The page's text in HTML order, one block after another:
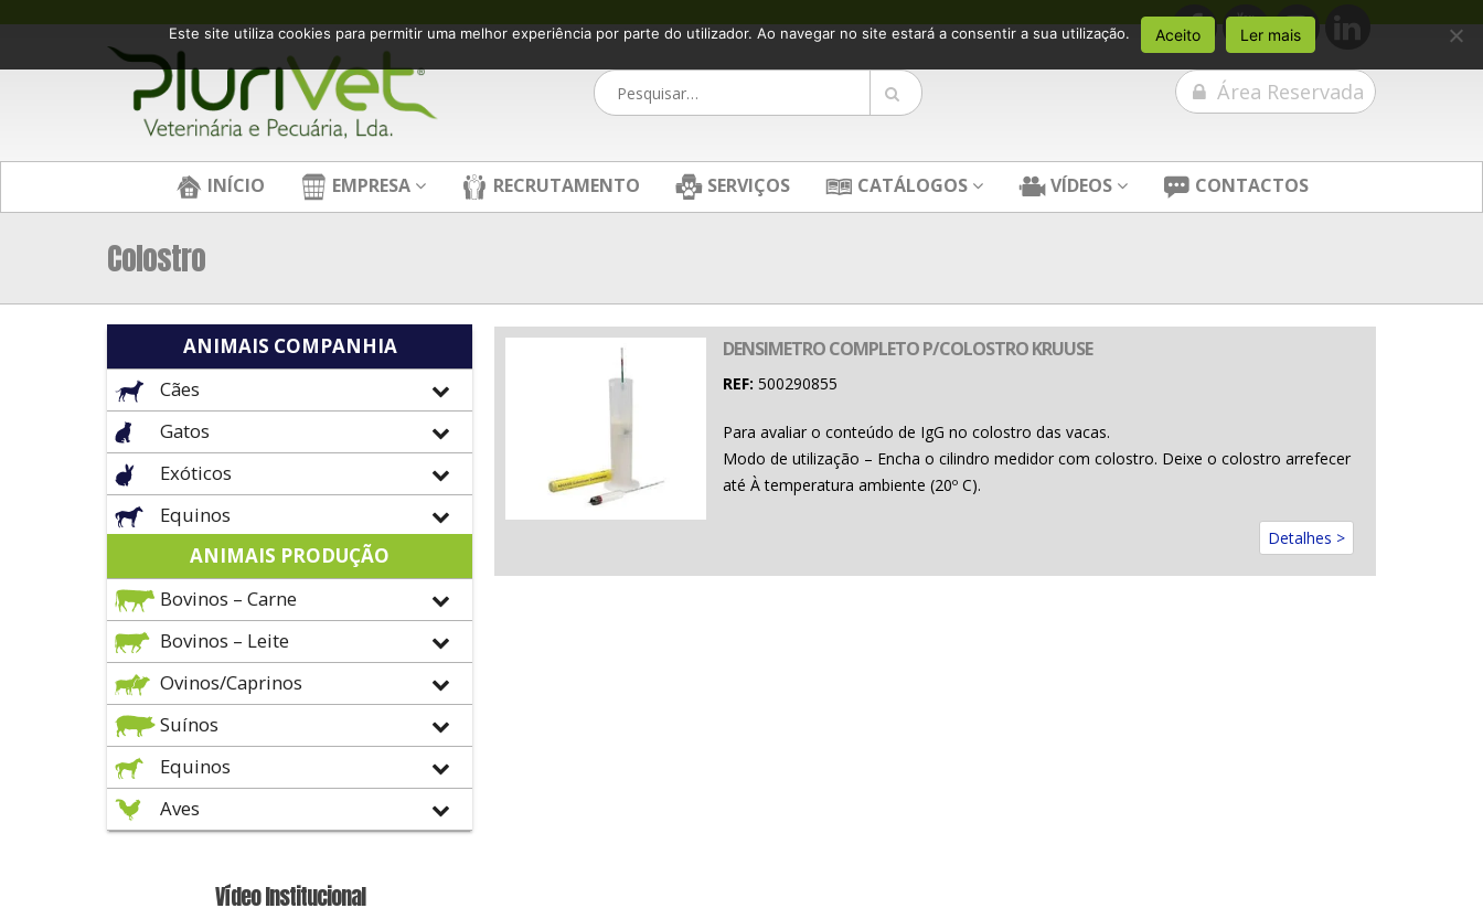
Área Reservada
INÍCIO EMPRESA RECRUTAMENTO SERVIÇOS CATÁLOGOS VÍDEOS CONTACTOS
Colostro
DENSIMETRO COMPLETO P/COLOSTRO KRUUSE
REF: 500290855
Para avaliar o conteúdo de IgG no colostro das vacas.
Modo de utilização – Encha o cilindro medidor com colostro. Deixe o colostro arrefecer
até À temperatura ambiente (20º C).
Detalhes >
ANIMAIS COMPANHIA
Cães
Gatos
Exóticos
Equinos
ANIMAIS PRODUÇÃO
Bovinos – Carne
Bovinos – Leite
Ovinos/Caprinos
Suínos
Equinos
Aves
Vídeo Institucional
Este site utiliza cookies para permitir uma melhor experiência por parte do utilizador. Ao navegar no site estará a consentir a sua utilização. Aceito Ler mais